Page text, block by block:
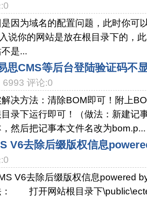
因为域名的配置问题，此时你可
说你的网站是放在根目录下的，
是...
思CMS等后台登陆验证码不
6993 评论:0
决方法：清除BOM即可！附上
录下运行即可！（做法：新建记
然后把记事本文件名改为bom.p...
V6去除后缀版权信息
V6去除后缀版权信息powered
： 打开网站根目录下